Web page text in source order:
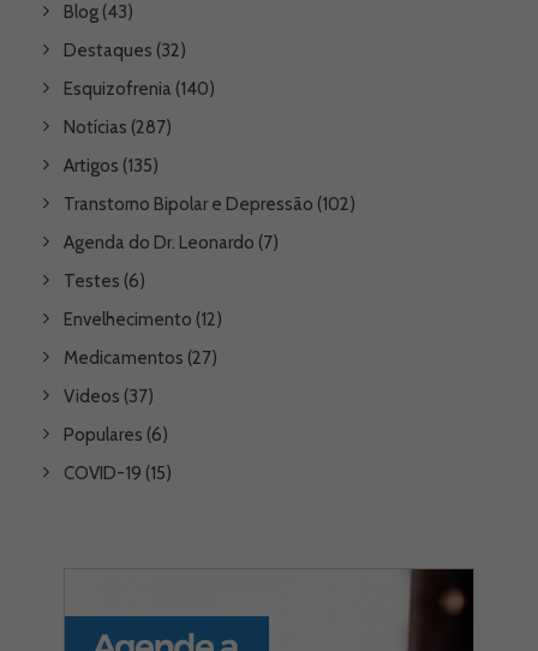
Blog (43)
Destaques (32)
Esquizofrenia (140)
Notícias (287)
Artigos (135)
Transtorno Bipolar e Depressão (102)
Agenda do Dr. Leonardo (7)
Testes (6)
Envelhecimento (12)
Medicamentos (27)
Videos (37)
Populares (6)
COVID-19 (15)